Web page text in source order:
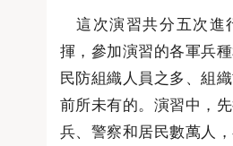
這次演習共分五次進
揮，參加演習的各軍兵
民防組織人員之多、組
前所未有的。演習中，
兵、警察和居民數萬人